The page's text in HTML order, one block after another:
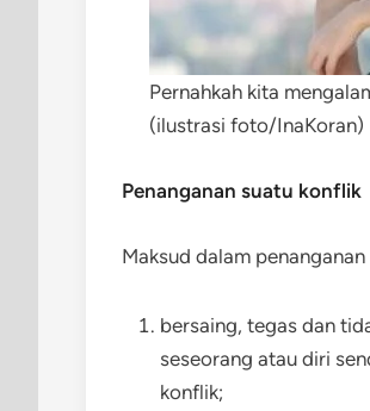
Pernahkah kita
(ilustrasi foto/InaKoran)
Penanganan suatu konflik
Maksud dalam
bersaing, tegas dan
seseorang atau diri
konflik;